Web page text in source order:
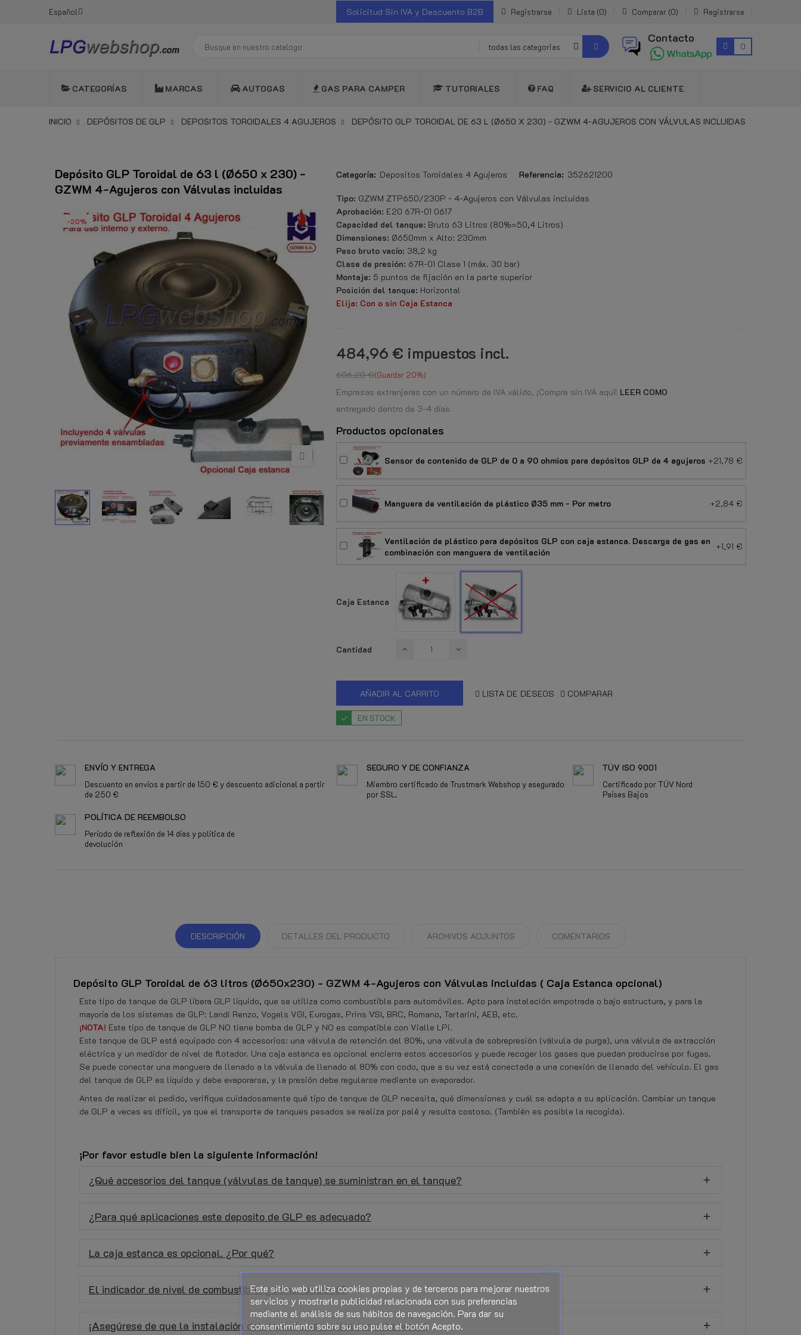
Español Solicitud Sin IVA y Descuento B2B Registrarse Lista 0 Comparar 0 Registrarse
todas las categorias
Contacto
0
CATEGORÍAS MARCAS AUTOGAS GAS PARA CAMPER TUTORIALES FAQ SERVICIO AL CLIENTE
INICIO DEPÓSITOS DE GLP DEPOSITOS TOROIDALES 4 AGUJEROS DEPÓSITO GLP TOROIDAL DE 63 L (Ø650 X 230) - GZWM 4-AGUJEROS CON VÁLVULAS INCLUIDAS
Depósito GLP Toroidal de 63 l (Ø650 x 230) -
GZWM 4-Agujeros con Válvulas incluidas
-20%
Categoría: Depositos Toroidales 4 Agujeros Referencia: 352621200
Tipo: GZWM ZTP650/230P - 4-Agujeros con Válvulas incluidas
Aprobación: E20 67R-01 0617
Capacidad del tanque: Bruto 63 Litros (80%=50,4 Litros)
Dimensiones: Ø650mm x Alto: 230mm
Peso bruto vacío: 38,2 kg
Clase de presión: 67R-01 Clase 1 (máx. 30 bar)
Montaje: 5 puntos de fijación en la parte superior
Posición del tanque: Horizontal
Elija: Con o sin Caja Estanca
484,96 € impuestos incl.
606,20 € Guardar 20%
Empresas extranjeras con un número de IVA válido, ¡Compre sin IVA aquí! LEER COMO
entregado dentro de 3-4 días
Productos opcionales
Sensor de contenido de GLP de 0 a 90 ohmios para depósitos GLP de 4 agujeros +21,78 €
Manguera de ventilación de plástico Ø35 mm - Por metro +2,84 €
Ventilación de plástico para depósitos GLP con caja estanca. Descarga de gas en
combinación con manguera de ventilación
+1,91 €
Caja Estanca
Caja
Estanca
Cantidad
AÑADIR AL CARRITO LISTA DE DESEOS COMPARAR
EN STOCK
ENVÍO Y ENTREGA
Descuento en envíos a partir de 150 € y descuento adicional a partir
de 250 €
SEGURO Y DE CONFIANZA
Miembro certificado de Trustmark Webshop y asegurado
por SSL.
TÜV ISO 9001
Certificado por TÜV Nord
Países Bajos
POLÍTICA DE REEMBOLSO
Período de reflexión de 14 días y política de
devolución
DESCRIPCIÓN DETALLES DEL PRODUCTO ARCHIVOS ADJUNTOS COMENTARIOS
Depósito GLP Toroidal de 63 litros (Ø650x230) - GZWM 4-Agujeros con Válvulas incluidas ( Caja Estanca opcional)
Este tipo de tanque de GLP libera GLP líquido, que se utiliza como combustible para automóviles. Apto para instalación empotrada o bajo estructura, y para la
mayoría de los sistemas de GLP: Landi Renzo, Vogels VGI, Eurogas, Prins VSI, BRC, Romano, Tartarini, AEB, etc.
¡NOTA! Este tipo de tanque de GLP NO tiene bomba de GLP y NO es compatible con Vialle LPi.
Este tanque de GLP está equipado con 4 accesorios: una válvula de retención del 80%, una válvula de sobrepresión (válvula de purga), una válvula de extracción
eléctrica y un medidor de nivel de flotador. Una caja estanca es opcional encierra estos accesorios y puede recoger los gases que puedan producirse por fugas.
Se puede conectar una manguera de llenado a la válvula de llenado al 80% con codo, que a su vez está conectada a una conexión de llenado del vehículo. El gas
del tanque de GLP es líquido y debe evaporarse, y la presión debe regularse mediante un evaporador.
Antes de realizar el pedido, verifique cuidadosamente qué tipo de tanque de GLP necesita, qué dimensiones y cuál se adapta a su aplicación. Cambiar un tanque
de GLP a veces es difícil, ya que el transporte de tanques pesados se realiza por palé y resulta costoso. (También es posible la recogida).
¡Por favor estudie bien la siguiente información!
¿Qué accesorios del tanque (válvulas de tanque) se suministran en el tanque?
¿Para qué aplicaciones este deposito de GLP es adecuado?
La caja estanca es opcional. ¿Por qué?
El indicador de nivel de combustible. ¿Cómo funciona?
¡Asegúrese de que la instalación del depósito se realice correctamente!
Este sitio web utiliza cookies propias y de terceros para mejorar nuestros
servicios y mostrarle publicidad relacionada con sus preferencias
mediante el análisis de sus hábitos de navegación. Para dar su
consentimiento sobre su uso pulse el botón Acepto.